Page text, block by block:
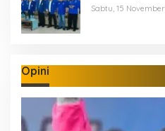
Sabtu, 15
Opini